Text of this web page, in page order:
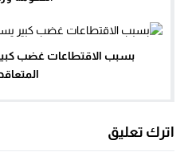
بسبب الاقتطاعات غضب
اترك تعليق